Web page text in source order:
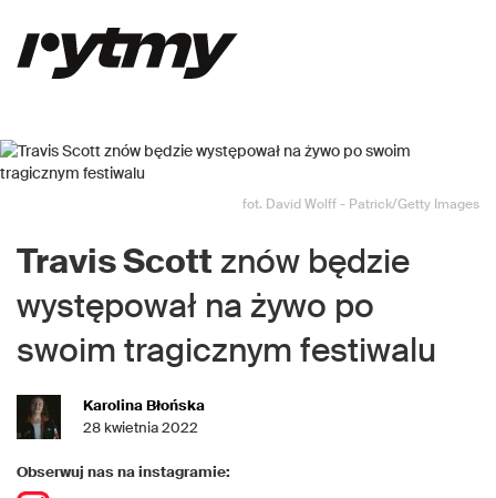
fot. David Wolff - Patrick/Getty Images
Travis Scott znów będzie
występował na żywo po
swoim tragicznym festiwalu
Karolina Błońska
28 kwietnia 2022
Obserwuj nas na instagramie: